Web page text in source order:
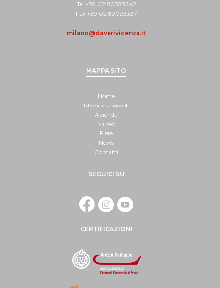
Tel.+39 02 80583242
Fax.+39 02 89093337
milano@daverivicenza.it
MAPPA SITO
Home
Massimo Sassoli
Azienda
Museo
Fiere
News
Contatti
SEGUICI SU
CERTIFICAZIONI